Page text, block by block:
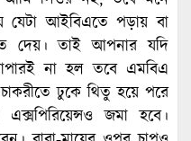
আইবিএতে পড়ায় বা
দেয়। তাই আপনার যদি
না হল তবে এমবিএ
ঢুকে থিতু হয়ে পরে
জমা হবে।